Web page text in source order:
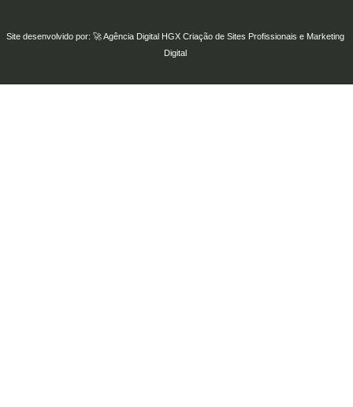
Site desenvolvido por: 🚀Agência Digital HGXCriação de Sites Profissionaise Marketing
Digital